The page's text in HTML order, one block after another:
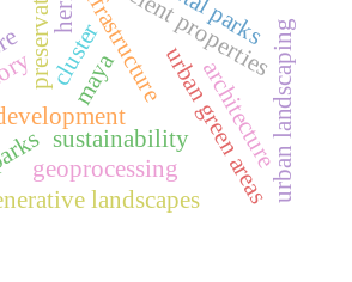
infrastructure
preservation ancient propertiesurban landscaping
sustainability
cluster urban green areas
maya architecture
geoprocessing
landscapes